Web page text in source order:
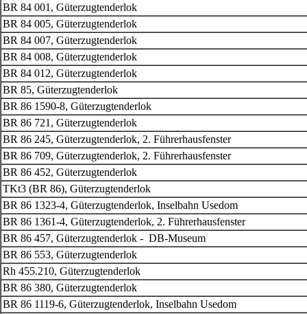
BR 84 001, Güterzugtenderlok
BR 84 005, Güterzugtenderlok
BR 84 007, Güterzugtenderlok
BR 84 008, Güterzugtenderlok
BR 84 012, Güterzugtenderlok
BR 85, Güterzugtenderlok
BR 86 1590-8, Güterzugtenderlok
BR 86 721, Güterzugtenderlok
BR 86 245, Güterzugtenderlok, 2. Führerhausfenster
BR 86 709, Güterzugtenderlok, 2. Führerhausfenster
BR 86 452, Güterzugtenderlok
TKt3 (BR 86), Güterzugtenderlok
BR 86 1323-4, Güterzugtenderlok, Inselbahn Usedom
BR 86 1361-4, Güterzugtenderlok, 2. Führerhausfenster
BR 86 457, Güterzugtenderlok - DB-Museum
BR 86 553, Güterzugtenderlok
Rh 455.210, Güterzugtenderlok
BR 86 380, Güterzugtenderlok
BR 86 1119-6, Güterzugtenderlok, Inselbahn Usedom